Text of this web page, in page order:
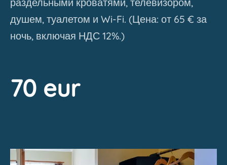
душем, туалетом и Wi-Fi. (Цена: от 65 € за
ночь, включая НДС 12%.)
70 eur